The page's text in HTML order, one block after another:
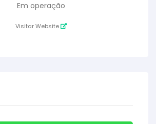
Em operação
Visitar Website